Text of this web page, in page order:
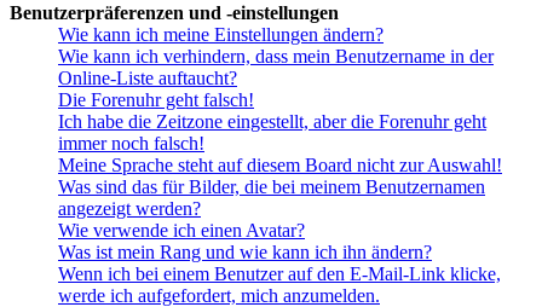
Benutzerpräferenzen und -einstellungen
Wie kann ich meine Einstellungen ändern?
Wie kann ich verhindern, dass mein Benutzername in der
Online-Liste auftaucht?
Die Forenuhr geht falsch!
Ich habe die Zeitzone eingestellt, aber die Forenuhr geht
immer noch falsch!
Meine Sprache steht auf diesem Board nicht zur Auswahl!
Was sind das für Bilder, die bei meinem Benutzernamen
angezeigt werden?
Wie verwende ich einen Avatar?
Was ist mein Rang und wie kann ich ihn ändern?
Wenn ich bei einem Benutzer auf den E-Mail-Link klicke,
werde ich aufgefordert, mich anzumelden.